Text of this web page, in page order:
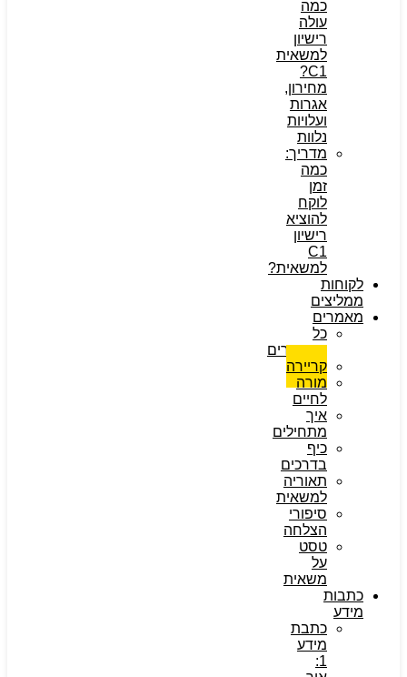
כמה
עולה
רישיון
למשאית
C1?
מחירון,
אגרות
ועלויות
נלוות
מדריך:
כמה
זמן
לוקח
להוציא
רישיון
C1
למשאית?
לקוחות
ממליצים
מאמרים
כל
המאמרים
קריירה
מורה
לחיים
איך
מתחילים
כיף
בדרכים
תאוריה
למשאית
סיפורי
הצלחה
טסט
על
משאית
כתבות
מידע
כתבת
מידע
1: